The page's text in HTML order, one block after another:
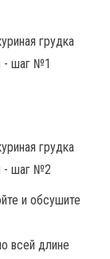
и обсушите
всей длине